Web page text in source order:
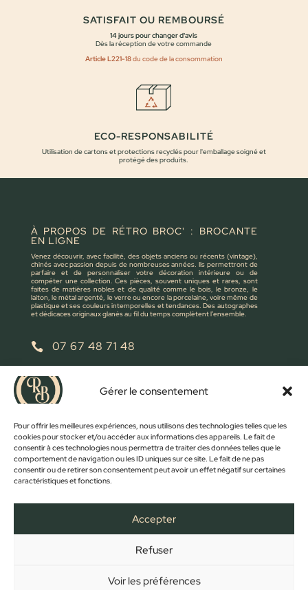
Gérer le consentement
Pour offrir les meilleures expériences, nous utilisons des technologies telles que les
cookies pour stocker et/ou accéder aux informations des appareils. Le fait de
consentir à ces technologies nous permettra de traiter des données telles que le
comportement de navigation ou les ID uniques sur ce site. Le fait de ne pas
consentir ou de retirer son consentement peut avoir un effet négatif sur certaines
caractéristiques et fonctions.
Accepter
Refuser
Voir les préférences
SATISFAIT OU REMBOURSÉ
14 jours pour changer d'avis
Dès la réception de votre commande
Article L221-18du code de la consommation
ECO-RESPONSABILITÉ
Utilisation de cartons et protections recyclés pour l'emballage soigné et
protégé des produits.
À PROPOS DE RÉTRO BROC' : BROCANTE
EN LIGNE
Venez découvrir, avec facilité, des objets anciens ou récents (vintage),
chinés avec passion depuis de nombreuses années. Ils permettront de
parfaire et de personnaliser votre décoration intérieure ou de
compéter une collection. Ces pièces, souvent uniques et rares, sont
faites de matières nobles et de qualité comme le bois, le bronze, le
laiton, le métal argenté, le verre ou encore la porcelaine, voire même de
plastique et ses couleurs intemporelles et tendances. Des autographes
et dédicaces originaux glanés au fil du temps complètent l’ensemble.
 07 67 48 71 48
 retrobroc85@gmail.com
NOUS ÉCRIRE
BOUTIQUE
CONFIDENTIALITÉ